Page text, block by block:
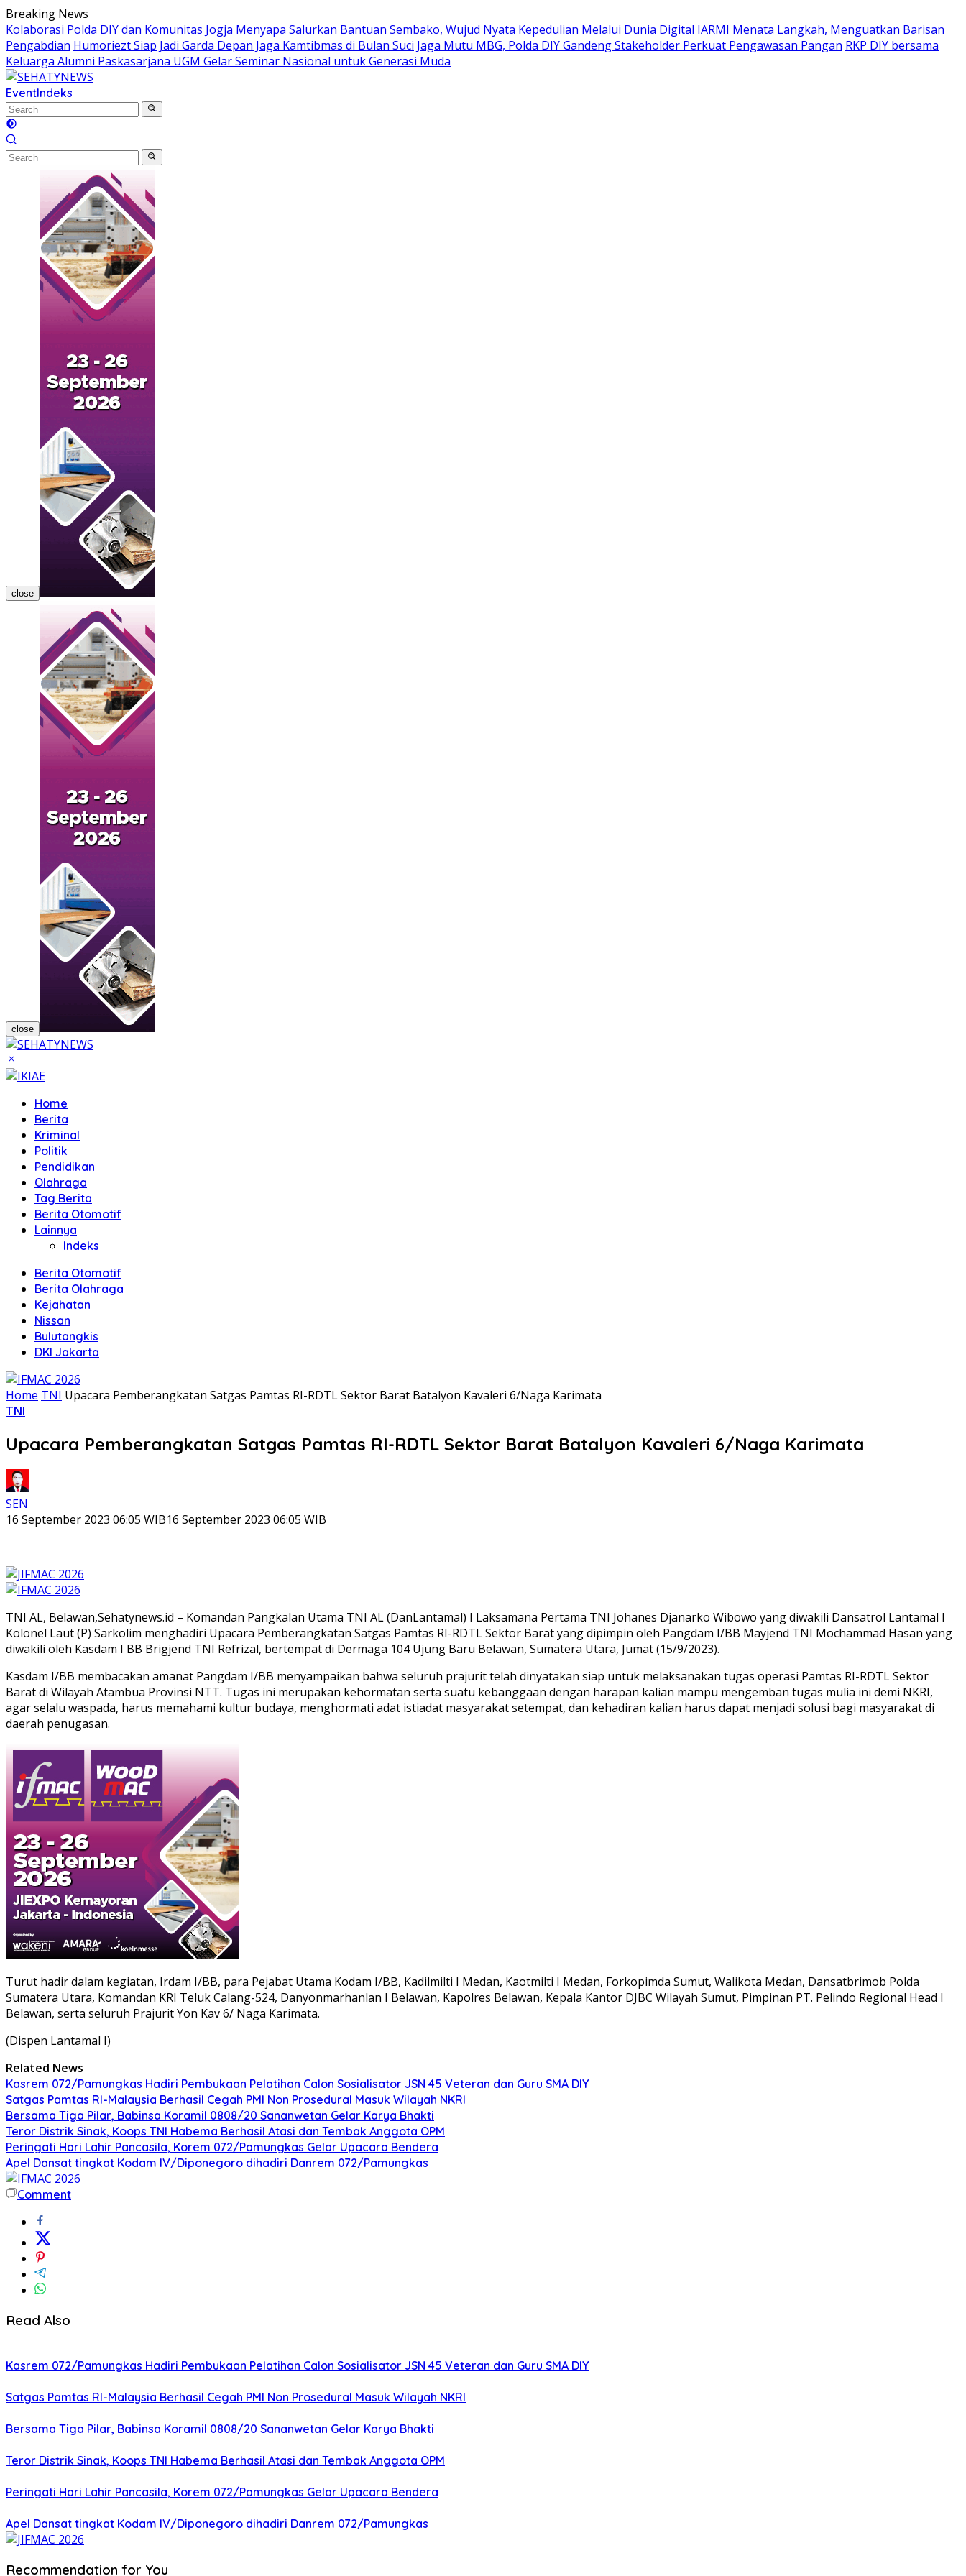
Skip
to
content
Breaking News
Kolaborasi Polda DIY dan Komunitas Jogja Menyapa Salurkan Bantuan Sembako, Wujud Nyata Kepedulian Melalui Dunia Digital IARMI Menata Langkah, Menguatkan Barisan
Pengabdian Humoriezt Siap Jadi Garda Depan Jaga Kamtibmas di Bulan Suci Jaga Mutu MBG, Polda DIY Gandeng Stakeholder Perkuat Pengawasan Pangan RKP DIY bersama
Keluarga Alumni Paskasarjana UGM Gelar Seminar Nasional untuk Generasi Muda
EventIndeks
close
close
Home
Berita
Kriminal
Politik
Pendidikan
Olahraga
Tag Berita
Berita Otomotif
Lainnya
Indeks
Berita Otomotif
Berita Olahraga
Kejahatan
Nissan
Bulutangkis
DKI Jakarta
Home TNI Upacara Pemberangkatan Satgas Pamtas RI-RDTL Sektor Barat Batalyon Kavaleri 6/Naga Karimata
TNI
Upacara Pemberangkatan Satgas Pamtas RI-RDTL Sektor Barat Batalyon Kavaleri 6/Naga Karimata
SEN
16 September 2023 06:05 WIB16 September 2023 06:05 WIB
TNI AL, Belawan,Sehatynews.id – Komandan Pangkalan Utama TNI AL (DanLantamal) I Laksamana Pertama TNI Johanes Djanarko Wibowo yang diwakili Dansatrol Lantamal I
Kolonel Laut (P) Sarkolim menghadiri Upacara Pemberangkatan Satgas Pamtas RI-RDTL Sektor Barat yang dipimpin oleh Pangdam I/BB Mayjend TNI Mochammad Hasan yang
diwakili oleh Kasdam I BB Brigjend TNI Refrizal, bertempat di Dermaga 104 Ujung Baru Belawan, Sumatera Utara, Jumat (15/9/2023).
Kasdam I/BB membacakan amanat Pangdam I/BB menyampaikan bahwa seluruh prajurit telah dinyatakan siap untuk melaksanakan tugas operasi Pamtas RI-RDTL Sektor
Barat di Wilayah Atambua Provinsi NTT. Tugas ini merupakan kehormatan serta suatu kebanggaan dengan harapan kalian mampu mengemban tugas mulia ini demi NKRI,
agar selalu waspada, harus memahami kultur budaya, menghormati adat istiadat masyarakat setempat, dan kehadiran kalian harus dapat menjadi solusi bagi masyarakat di
daerah penugasan.
Turut hadir dalam kegiatan, Irdam I/BB, para Pejabat Utama Kodam I/BB, Kadilmilti I Medan, Kaotmilti I Medan, Forkopimda Sumut, Walikota Medan, Dansatbrimob Polda
Sumatera Utara, Komandan KRI Teluk Calang-524, Danyonmarhanlan I Belawan, Kapolres Belawan, Kepala Kantor DJBC Wilayah Sumut, Pimpinan PT. Pelindo Regional Head I
Belawan, serta seluruh Prajurit Yon Kav 6/ Naga Karimata.
(Dispen Lantamal I)
Related News
Kasrem 072/Pamungkas Hadiri Pembukaan Pelatihan Calon Sosialisator JSN 45 Veteran dan Guru SMA DIY
Satgas Pamtas RI-Malaysia Berhasil Cegah PMI Non Prosedural Masuk Wilayah NKRI
Bersama Tiga Pilar, Babinsa Koramil 0808/20 Sananwetan Gelar Karya Bhakti
Teror Distrik Sinak, Koops TNI Habema Berhasil Atasi dan Tembak Anggota OPM
Peringati Hari Lahir Pancasila, Korem 072/Pamungkas Gelar Upacara Bendera
Apel Dansat tingkat Kodam lV/Diponegoro dihadiri Danrem 072/Pamungkas
Comment
Read Also
Kasrem 072/Pamungkas Hadiri Pembukaan Pelatihan Calon Sosialisator JSN 45 Veteran dan Guru SMA DIY
Satgas Pamtas RI-Malaysia Berhasil Cegah PMI Non Prosedural Masuk Wilayah NKRI
Bersama Tiga Pilar, Babinsa Koramil 0808/20 Sananwetan Gelar Karya Bhakti
Teror Distrik Sinak, Koops TNI Habema Berhasil Atasi dan Tembak Anggota OPM
Peringati Hari Lahir Pancasila, Korem 072/Pamungkas Gelar Upacara Bendera
Apel Dansat tingkat Kodam lV/Diponegoro dihadiri Danrem 072/Pamungkas
Recommendation for You